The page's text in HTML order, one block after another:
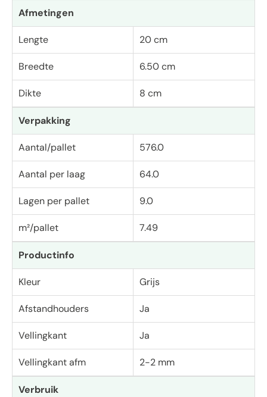
Afmetingen
Lengte 20 cm
Breedte 6.50 cm
Dikte 8 cm
Verpakking
Aantal/pallet 576.0
Aantal per laag 64.0
Lagen per pallet 9.0
m²/pallet 7.49
Productinfo
Kleur Grijs
Afstandhouders Ja
Vellingkant Ja
Vellingkant afm 2-2 mm
Verbruik